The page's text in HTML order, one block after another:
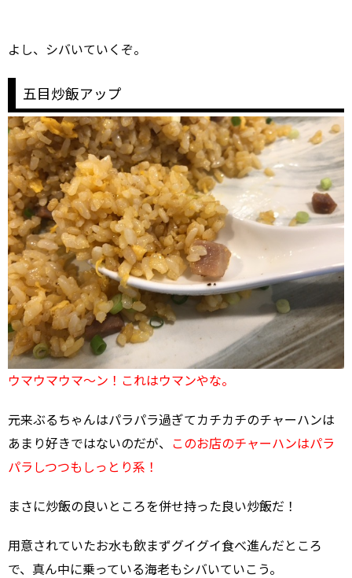
よし、シバいていくぞ。
五目炒飯アップ
ウマウマウマ～ン！これはウマンやな。
元来ぶるちゃんはパラパラ過ぎてカチカチのチャーハンは
あまり好きではないのだが、
このお店のチャーハンはパラ
パラしつつもしっとり系！
まさに炒飯の良いところを併せ持った良い炒飯だ！
用意されていたお水も飲まずグイグイ食べ進んだところ
で、真ん中に乗っている海老もシバいていこう。